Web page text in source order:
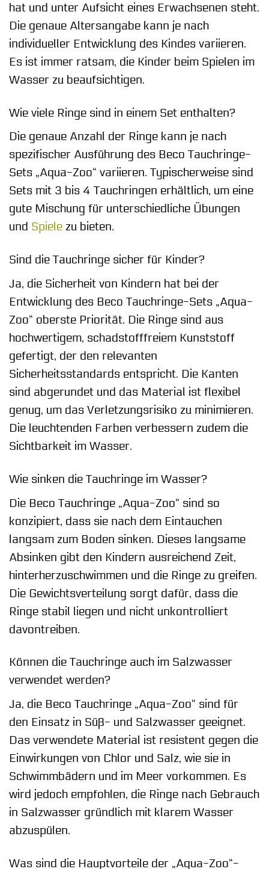
hat und unter Aufsicht eines Erwachsenen steht.
Die genaue Altersangabe kann je nach
individueller Entwicklung des Kindes variieren.
Es ist immer ratsam, die Kinder beim Spielen im
Wasser zu beaufsichtigen.
Wie viele Ringe sind in einem Set enthalten?
Die genaue Anzahl der Ringe kann je nach
spezifischer Ausführung des Beco Tauchringe-
Sets „Aqua-Zoo“ variieren. Typischerweise sind
Sets mit 3 bis 4 Tauchringen erhältlich, um eine
gute Mischung für unterschiedliche Übungen
und Spiele zu bieten.
Sind die Tauchringe sicher für Kinder?
Ja, die Sicherheit von Kindern hat bei der
Entwicklung des Beco Tauchringe-Sets „Aqua-
Zoo“ oberste Priorität. Die Ringe sind aus
hochwertigem, schadstofffreiem Kunststoff
gefertigt, der den relevanten
Sicherheitsstandards entspricht. Die Kanten
sind abgerundet und das Material ist flexibel
genug, um das Verletzungsrisiko zu minimieren.
Die leuchtenden Farben verbessern zudem die
Sichtbarkeit im Wasser.
Wie sinken die Tauchringe im Wasser?
Die Beco Tauchringe „Aqua-Zoo“ sind so
konzipiert, dass sie nach dem Eintauchen
langsam zum Boden sinken. Dieses langsame
Absinken gibt den Kindern ausreichend Zeit,
hinterherzuschwimmen und die Ringe zu greifen.
Die Gewichtsverteilung sorgt dafür, dass die
Ringe stabil liegen und nicht unkontrolliert
davontreiben.
Können die Tauchringe auch im Salzwasser
verwendet werden?
Ja, die Beco Tauchringe „Aqua-Zoo“ sind für
den Einsatz in Süß- und Salzwasser geeignet.
Das verwendete Material ist resistent gegen die
Einwirkungen von Chlor und Salz, wie sie in
Schwimmbädern und im Meer vorkommen. Es
wird jedoch empfohlen, die Ringe nach Gebrauch
in Salzwasser gründlich mit klarem Wasser
abzuspülen.
Was sind die Hauptvorteile der „Aqua-Zoo“-